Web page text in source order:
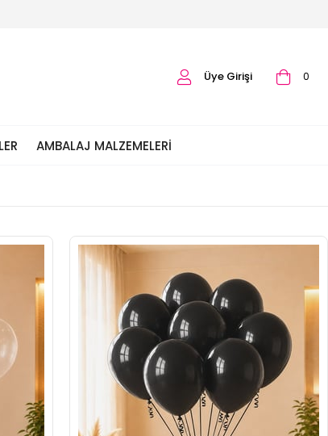
0
Üye Girişi
AMBALAJ MALZEMELERI